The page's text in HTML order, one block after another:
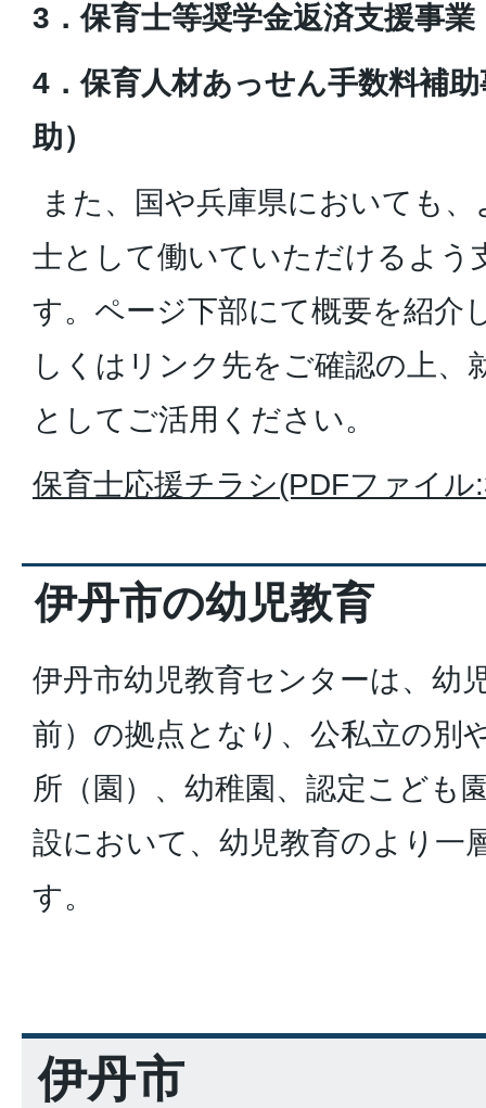
3．保育士等奨学金返済支援事業
4．保育人材あっせん手数料補
助）
また、国や兵庫県においても
士として働いていただけるよう
す。ページ下部にて概要を紹介
しくはリンク先をご確認の上、
としてご活用ください。
保育士応援チラシ(PDFファイル
伊丹市の幼児教育
伊丹市幼児教育センターは、幼
前）の拠点となり、公私立の別
所（園）、幼稚園、認定こども
設において、幼児教育のより一
す。
伊丹市